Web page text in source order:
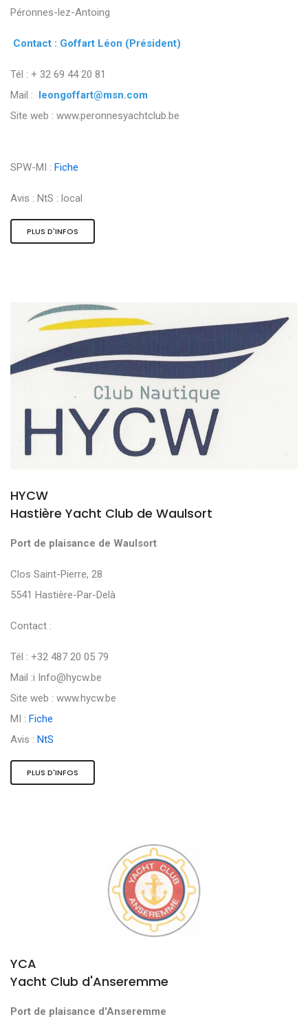
Péronnes-lez-Antoing
Contact : Goffart Léon (Président)
Tél : + 32 69 44 20 81
Mail : leongoffart@msn.com
Site web : www.peronnesyachtclub.be
SPW-MI : Fiche
Avis : NtS : local
PLUS D'INFOS
HYCW
Hastière Yacht Club de Waulsort
Port de plaisance de Waulsort
Clos Saint-Pierre, 28
5541 Hastière-Par-Delà
Contact :
Tél : +32 487 20 05 79
Mail :i Info@hycw.be
Site web : www.hycw.be
MI : Fiche
Avis : NtS
PLUS D'INFOS
YCA
Yacht Club d'Anseremme
Port de plaisance d'Anseremme